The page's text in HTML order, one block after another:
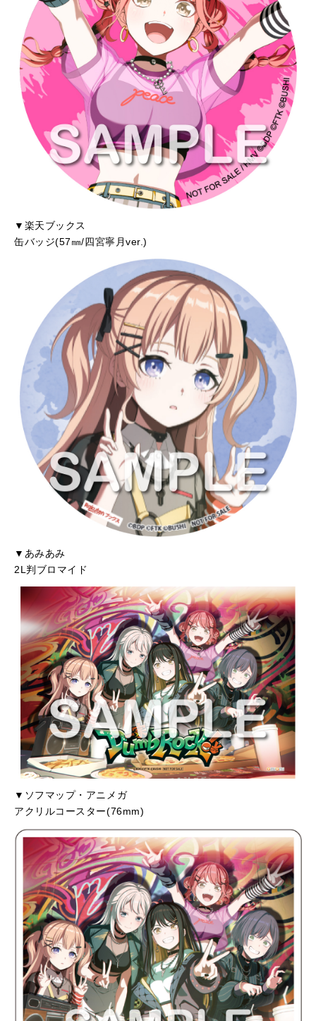
▼楽天ブックス
缶バッジ(57㎜/四宮寧月ver.)
▼あみあみ
2L判ブロマイド
▼ソフマップ・アニメガ
アクリルコースター(76mm)